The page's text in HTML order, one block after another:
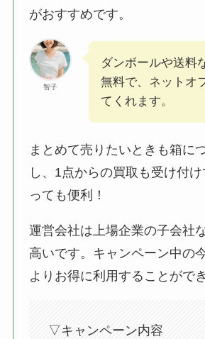
がおすすめです。
智子
ダンボールや送料
無料で、ネットオ
てくれます。
まとめて売りたいときも箱に
し、1点からの買取も受け付
っても便利！
運営会社は上場企業の子会社
高いです。キャンペーン中の
よりお得に利用することがで
▽キャンペーン内容